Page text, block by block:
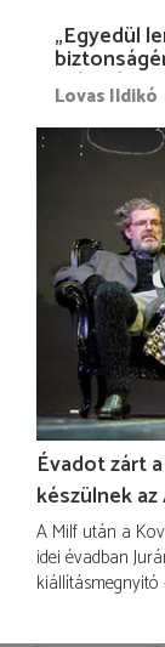
„Egyedül
más nélkül
Lovas Ildikó
Évadot zárt
készülnek
A Milf után a
idei évadban
kiállításmegnyitó